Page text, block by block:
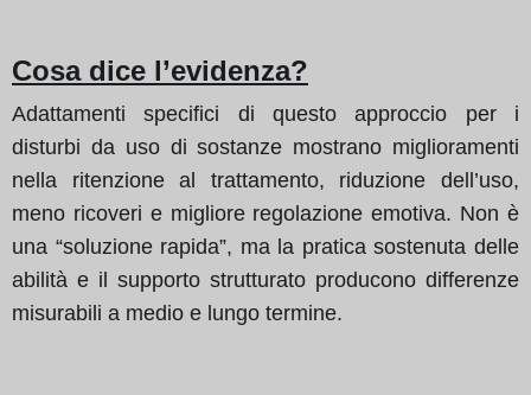
Cosa dice l’evidenza?
Adattamenti specifici di questo approccio per i
disturbi da uso di sostanze mostrano miglioramenti
nella ritenzione al trattamento, riduzione dell’uso,
meno ricoveri e migliore regolazione emotiva. Non è
una “soluzione rapida”, ma la pratica sostenuta delle
abilità e il supporto strutturato producono differenze
misurabili a medio e lungo termine.